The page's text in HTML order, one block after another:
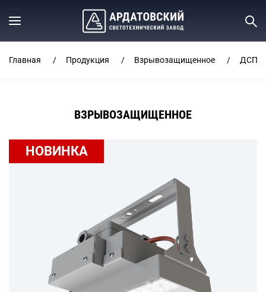
Главная Продукция Взрывозащищенное ДСП36
ВЗРЫВОЗАЩИЩЕННОЕ
НОВИНКА